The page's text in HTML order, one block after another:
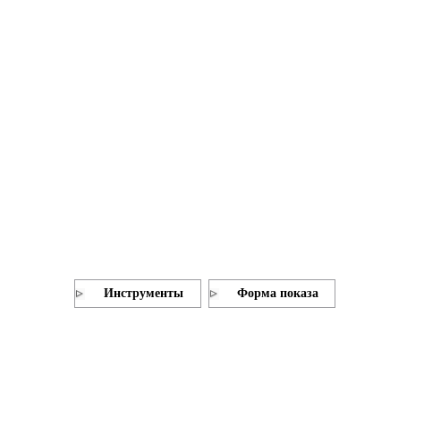
Инструменты Форма показа